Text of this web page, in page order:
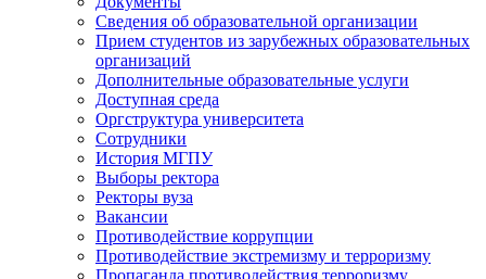
Сведения об образовательной организации
Прием студентов из зарубежных образовательных
организаций
Дополнительные образовательные услуги
Доступная среда
Оргструктура университета
Сотрудники
История МГПУ
Выборы ректора
Ректоры вуза
Вакансии
Противодействие коррупции
Противодействие экстремизму и терроризму
Пропаганда противодействия терроризму